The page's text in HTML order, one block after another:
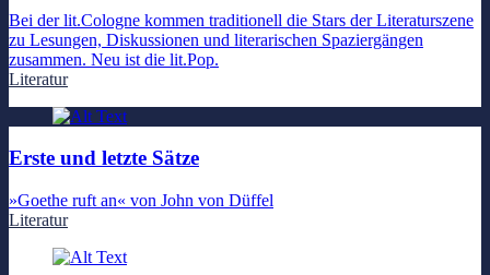
Bei der lit.Cologne kommen traditionell die Stars der Literaturszene
zu Lesungen, Diskussionen und literarischen Spaziergängen
zusammen. Neu ist die lit.Pop.
Literatur
Erste und letzte Sätze
»Goethe ruft an« von John von Düffel
Literatur